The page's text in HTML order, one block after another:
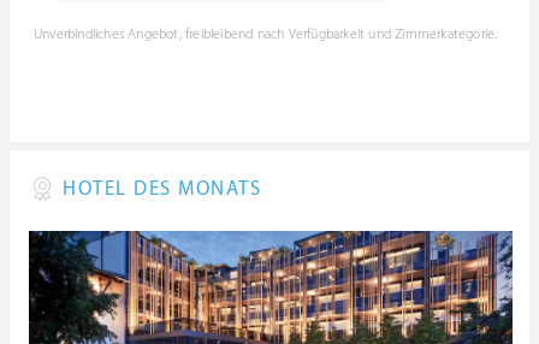
Unverbindliches Angebot, freibleibend nach Verfügbarkeit und Zimmerkategorie.
HOTEL DES MONATS